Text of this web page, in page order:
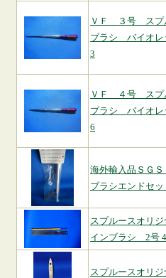
ＶＦ ３号 スプ
ブラシ バイオ
3
ＶＦ ４号 スプ
ブラシ バイオ
6
海外輸入品ＳＧ
ブラシエンドセッ
スプルースオリ
インブラシ 2号
スプルースオリ